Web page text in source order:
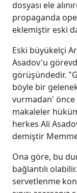
dosyası ele
propaganda
eklemiştir eski
Eski büyükelçi
Asadov'u
görüşündedir.
böyle bir
vurmadan' önce
makaleler
herkes Ali
demiştir
Ona göre, bu
bağlantılı
servetlenme